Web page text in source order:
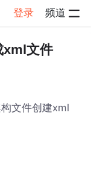
登录 频道
xml文件
文件创建xml